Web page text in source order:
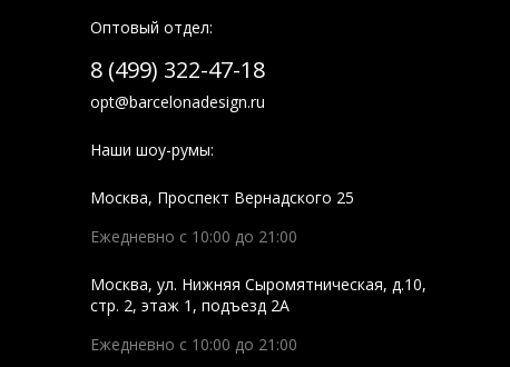
Оптовый отдел:
8 (499) 322-47-18
opt@barcelonadesign.ru
Наши шоу-румы:
Москва, Проспект Вернадского 25
Ежедневно с 10:00 до 21:00
Москва,ул. Нижняя Сыромятническая, д.10,
стр. 2, этаж 1, подъезд 2A
Ежедневно с 10:00 до 21:00